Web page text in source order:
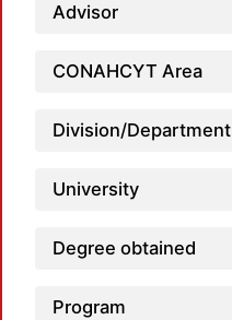
Advisor
CONAHCYT Area
Division/Department
University
Degree obtained
Program